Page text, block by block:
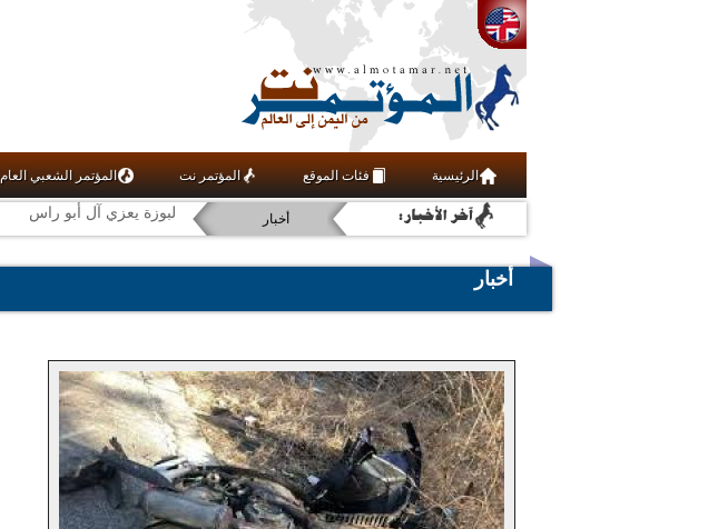
الرئيسية فئات الموقع المؤتمر نت المؤتمر الشعبي العام
اقتصاد
أخبار لبوزة يعزي آل أبو راس
أخبار